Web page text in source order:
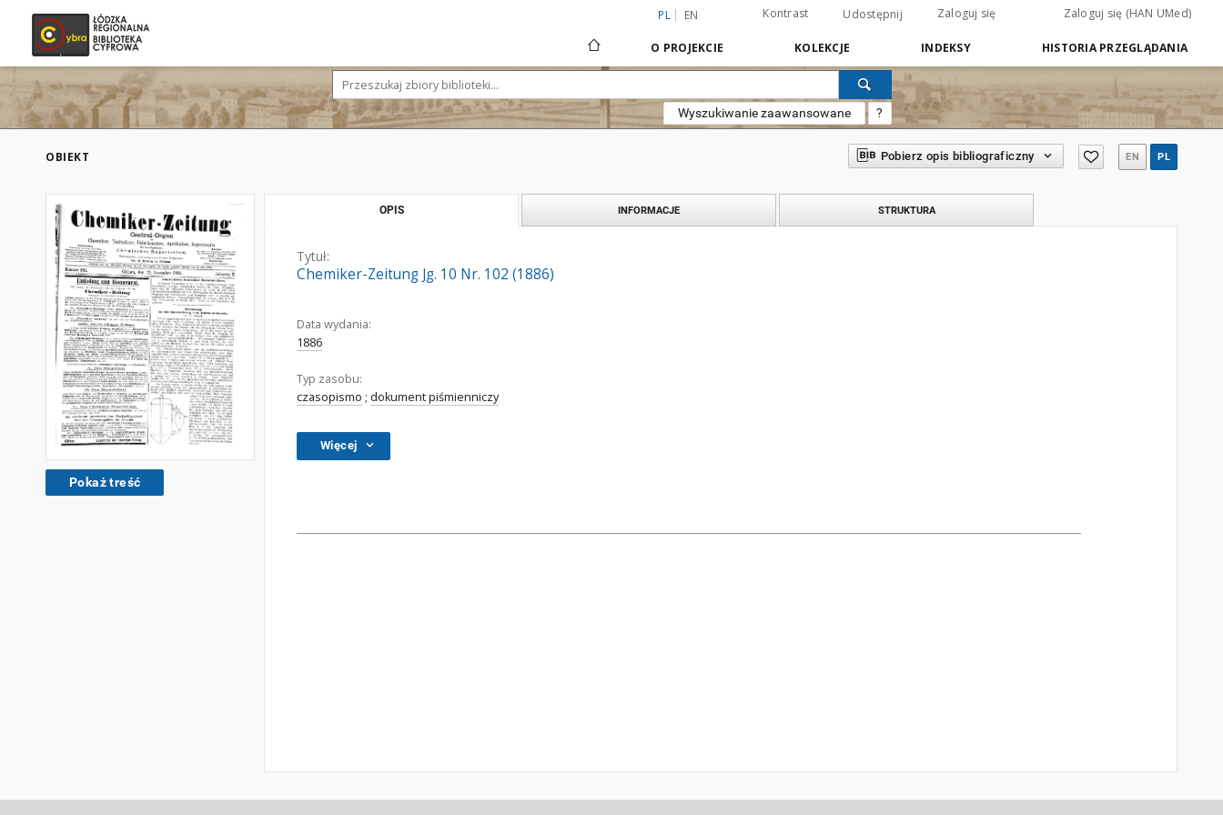
PL EN Kontrast Udostępnij Zaloguj się Zaloguj się (HAN UMed)
O PROJEKCIE KOLEKCJE INDEKSY HISTORIA PRZEGLĄDANIA
Wyszukiwanie zaawansowane ?
OBIEKT Pobierz opis bibliograficzny EN PL
Pokaż treść
OPIS INFORMACJE STRUKTURA
Tytuł:
Chemiker-Zeitung Jg. 10 Nr. 102 (1886)
Data wydania:
1886
Typ zasobu:
czasopismo ; dokument piśmienniczy
Więcej